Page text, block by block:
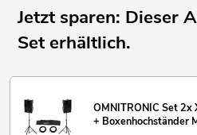
Jetzt sparen: Dieser
Set erhältlich.
OMNITRONIC Set 2x
+ Boxenhochständer